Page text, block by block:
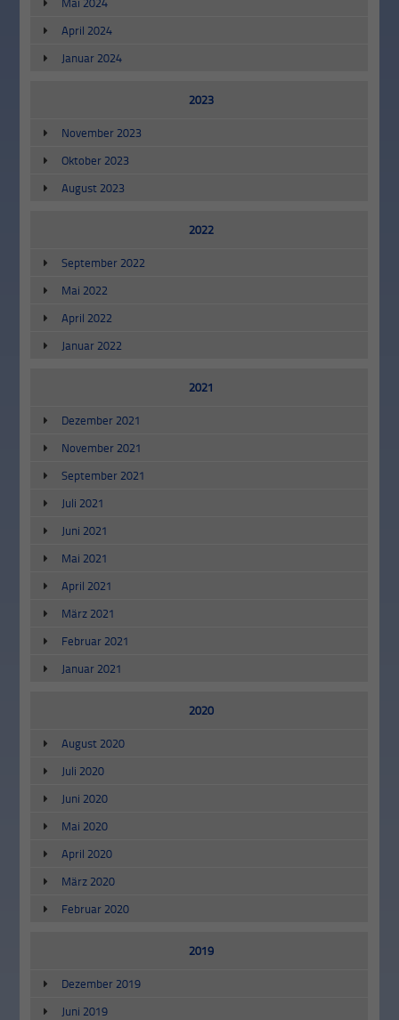
April 2024
Januar 2024
2023
November 2023
Oktober 2023
August 2023
2022
September 2022
Mai 2022
April 2022
Januar 2022
2021
Dezember 2021
November 2021
September 2021
Juli 2021
Juni 2021
Mai 2021
April 2021
März 2021
Februar 2021
Januar 2021
2020
August 2020
Juli 2020
Juni 2020
Mai 2020
April 2020
März 2020
Februar 2020
2019
Dezember 2019
Juni 2019